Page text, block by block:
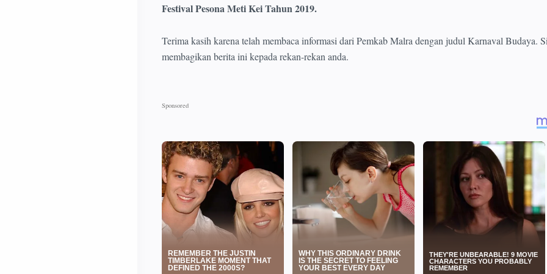
Festival Pesona Meti Kei Tahun 2019.
Terima kasih karena telah membaca informasi dari Pemkab Malra dengan judul Karnaval Budaya.
membagikan berita ini kepada rekan-rekan anda.